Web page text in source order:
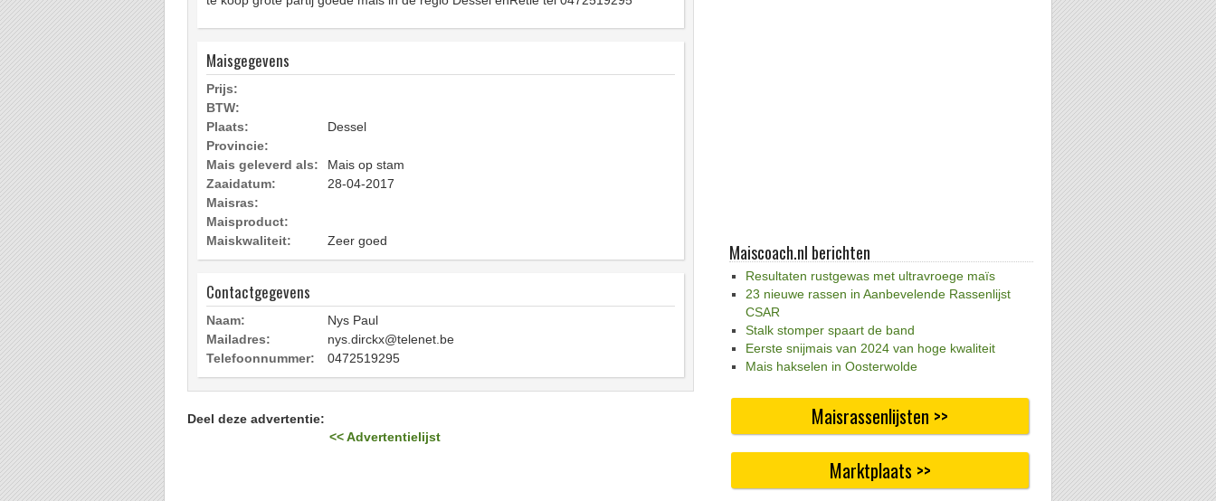
Maisgegevens
Prijs:
BTW:
Plaats:
Dessel
Provincie:
Mais geleverd als:
Mais op stam
Zaaidatum:
28-04-2017
Maisras:
Maisproduct:
Maiskwaliteit:
Zeer goed
Contactgegevens
Naam:
Nys Paul
Mailadres:
nys.dirckx@telenet.be
Telefoonnummer:
0472519295
Deel deze advertentie:
<< Advertentielijst
Maiscoach.nl berichten
Resultaten rustgewas met ultravroege maïs
23 nieuwe rassen in Aanbevelende Rassenlijst
CSAR
Stalk stomper spaart de band
Eerste snijmais van 2024 van hoge kwaliteit
Mais hakselen in Oosterwolde
Maisrassenlijsten >>
Marktplaats >>